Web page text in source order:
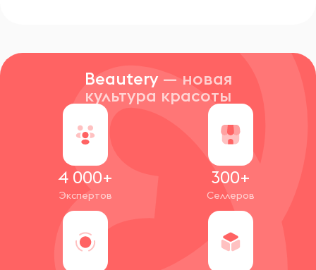
Beautery — новая
культура красоты
4 000+
Экспертов
300+
Селлеров